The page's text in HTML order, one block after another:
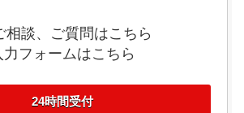
談、ご質問はこちら
力フォームはこちら
24時間受付